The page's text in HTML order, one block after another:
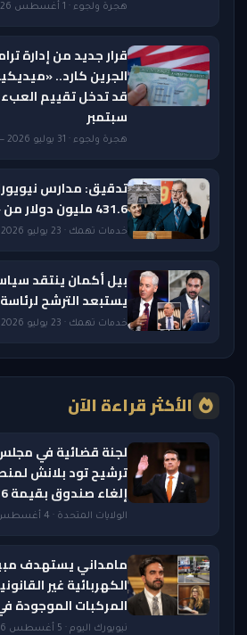
هجرة ولجوء · 1 أغسطس 2026 — 9:23 AM
قرار جديد من إدارة
الجرين كارد..
سبتمبر
هجرة ولجوء · 31 يوليو 2026 — 8:19 AM
تدقيق: مدارس
431.6 مليون دولار من «ميديكيد
خدمات تهمك · 23 يوليو 2026 — 9:06 PM
بيل أكمان ينتقد
يستبعد الترشح
خدمات تهمك · 23 يوليو 2026 — 5:35 PM
الأكثر قراءة الآن
لجنة قضائية في
ترشيح تود بلانش
إلغاء صندوق بقيمة 1.776 مليار دولار
الولايات المتحدة · 4 أغسطس 2026 — 11:20 AM
مامداني يستهدف
الكهربائية غير
المركبات الموجودة
نيويورك اليوم · 5 أغسطس 2026 — 6:50 PM